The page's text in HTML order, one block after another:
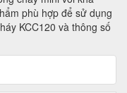
phù hợp để sử dụng
KCC120 và thông số